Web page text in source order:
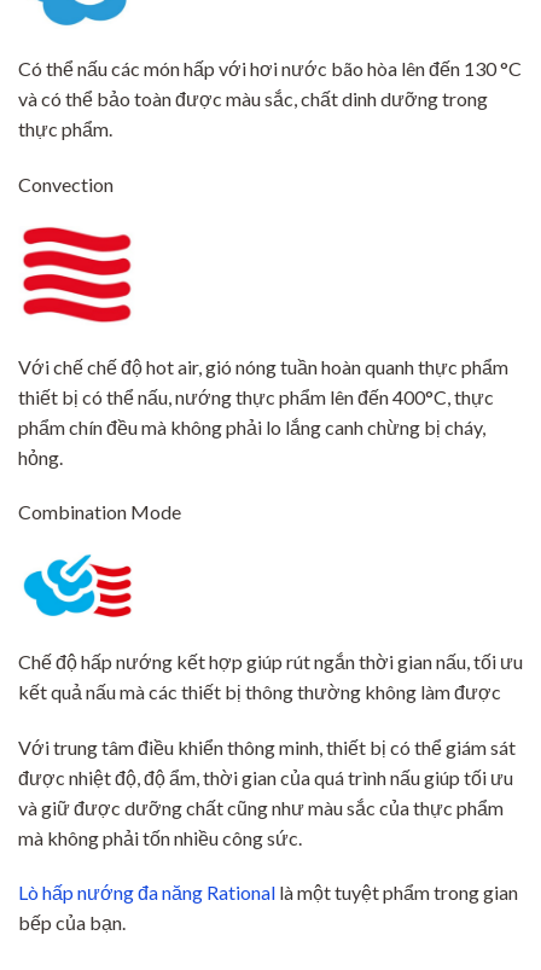
Có thể nấu các món hấp với hơi nước bão hòa lên đến 130 °C
và có thể bảo toàn được màu sắc, chất dinh dưỡng trong
thực phẩm.
Convection
Với chế chế độ hot air, gió nóng tuần hoàn quanh thực phẩm
thiết bị có thể nấu, nướng thực phẩm lên đến 400°C, thực
phẩm chín đều mà không phải lo lắng canh chừng bị cháy,
hỏng.
Combination Mode
Chế độ hấp nướng kết hợp giúp rút ngắn thời gian nấu, tối ưu
kết quả nấu mà các thiết bị thông thường không làm được
Với trung tâm điều khiển thông minh, thiết bị có thể giám sát
được nhiệt độ, độ ẩm, thời gian của quá trình nấu giúp tối ưu
và giữ được dưỡng chất cũng như màu sắc của thực phẩm
mà không phải tốn nhiều công sức.
Lò hấp nướng đa năng Rational là một tuyệt phẩm trong gian
bếp của bạn.